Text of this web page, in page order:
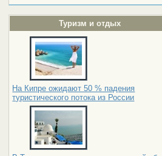
Туризм и отдых
На Кипре ожидают 50 % падения
туристического потока из России